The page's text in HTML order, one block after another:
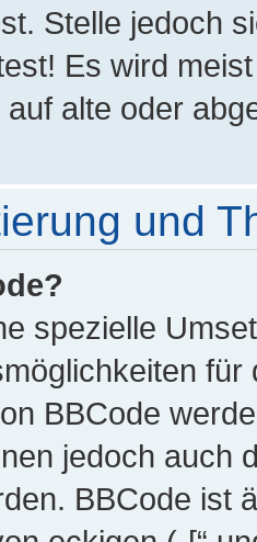
Stelle jedoch
Es wird
alte oder
und
spezielle
BBCode
jedoch auch
BBCode ist